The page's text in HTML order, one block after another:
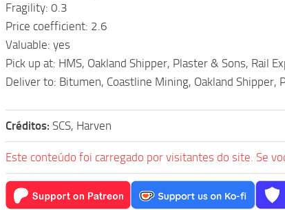
Fragility: 0.3
Price coefficient: 2.6
Valuable: yes
Pick up at: HMS, Oakland Shipper, Plaster & Sons, Rail
Deliver to: Bitumen, Coastline Mining, Oakland Shipper,
Créditos: SCS, Harven
Este conteúdo foi carregado por visitantes do site. Se